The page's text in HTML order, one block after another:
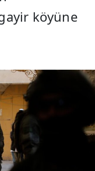
köyüne